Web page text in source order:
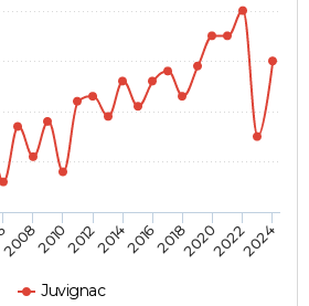
Juvignac
200820102012201420162018202020222024